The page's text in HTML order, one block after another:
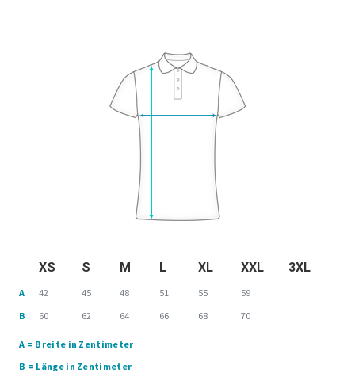
XS S M L XL XXL 3XL
A 42 45 48 51 55
59
B
60 62 64 66 68 70
A = Breite in Zentimeter
B = Länge in Zentimeter